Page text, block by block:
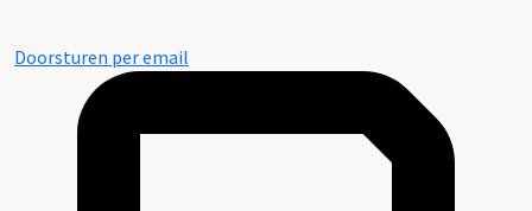
Doorsturen per email